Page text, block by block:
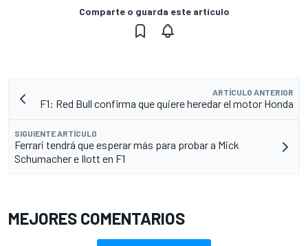
Comparte o guarda este artículo
ARTÍCULO ANTERIOR
F1: Red Bull confirma que quiere heredar el motor Honda
SIGUIENTE ARTÍCULO
Ferrari tendrá que esperar más para probar a Mick
Schumacher e Ilott en F1
MEJORES COMENTARIOS